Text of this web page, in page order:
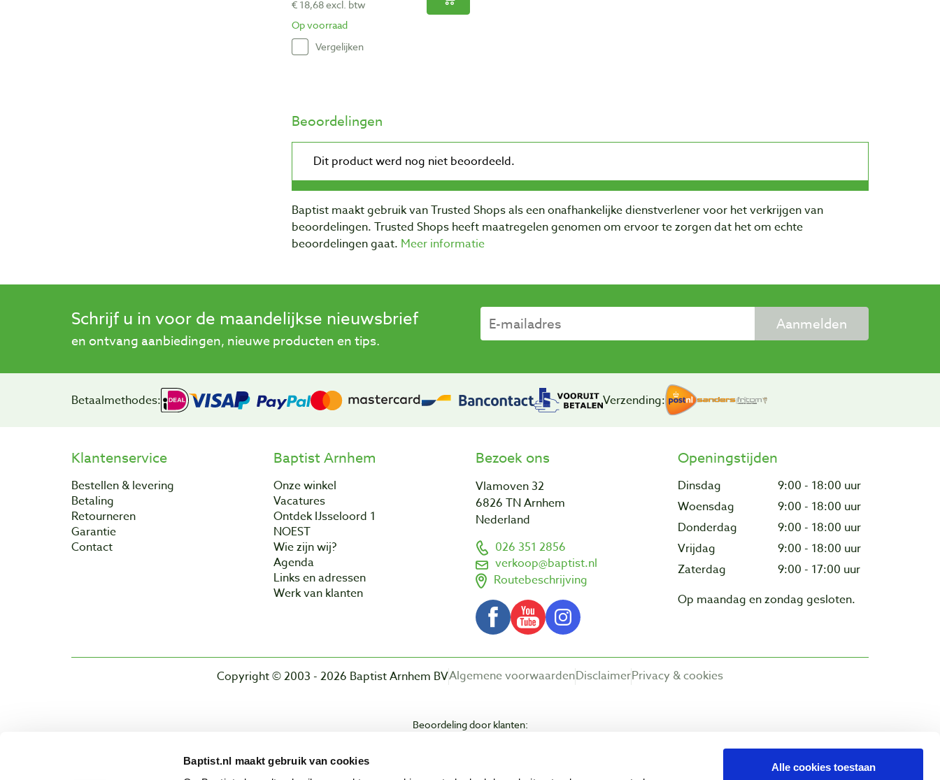
Baptist.nl maakt gebruik van cookies
Alle cookies toestaan
€ 18,68 excl. btw
Op voorraad
Vergelijken
Beoordelingen
Baptist maakt gebruik van Trusted Shops als een onafhankelijke dienstverlener voor het verkrijgen van
beoordelingen. Trusted Shops heeft maatregelen genomen om ervoor te zorgen dat het om echte
beoordelingen gaat. Meer informatie
Schrijf u in voor de maandelijkse nieuwsbrief
en ontvang aanbiedingen, nieuwe producten en tips.
Aanmelden
Betaalmethodes: Verzending:
Klantenservice
Bestellen & levering
Betaling
Retourneren
Garantie
Contact
Baptist Arnhem
Onze winkel
Vacatures
Ontdek IJsseloord 1
NOEST
Wie zijn wij?
Agenda
Links en adressen
Werk van klanten
Bezoek ons
Vlamoven 32
6826 TN Arnhem
Nederland
026 351 2856
verkoop@baptist.nl
Routebeschrijving
Openingstijden
Dinsdag
9:00 - 18:00 uur
Woensdag
9:00 - 18:00 uur
Donderdag
9:00 - 18:00 uur
Vrijdag
9:00 - 18:00 uur
Zaterdag
9:00 - 17:00 uur
Op maandag en zondag gesloten.
Algemene voorwaardenDisclaimerPrivacy & cookies
Copyright © 2003 - 2026 Baptist Arnhem BV
Beoordeling door klanten: